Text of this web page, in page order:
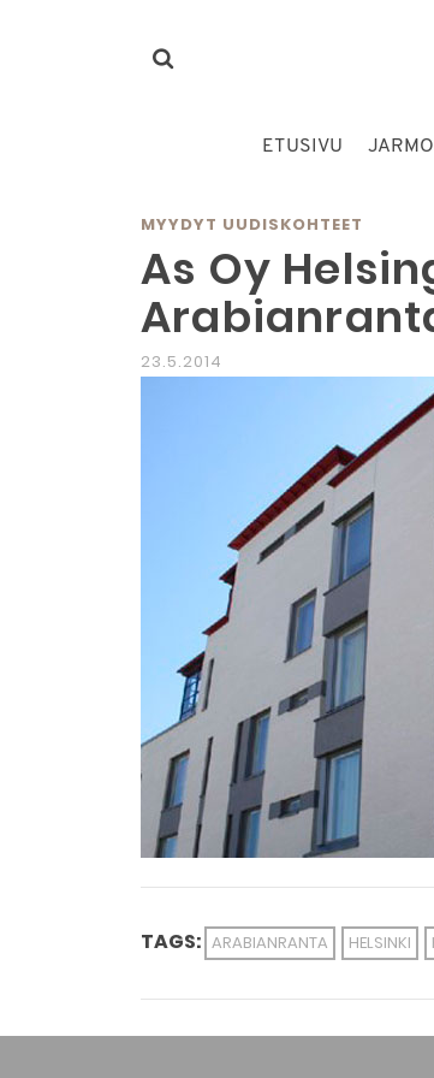
ETUSIVU
MYYDYT UUDISKOHTEET
As Oy
23.5.2014
TAGS: ARABIANRANTA HELSINKI